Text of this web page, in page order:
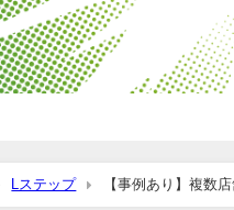
Lステップ 【事例あり】複数